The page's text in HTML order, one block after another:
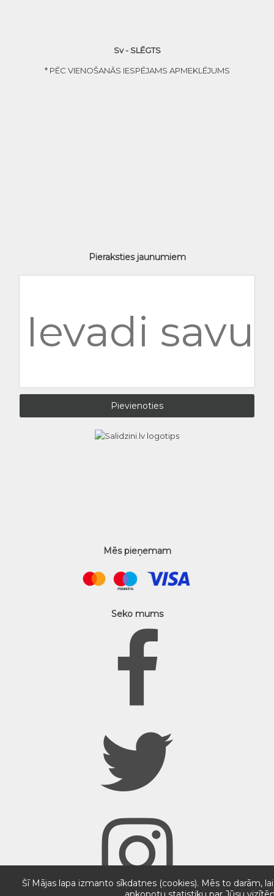
Sv - SLĒGTS
* PĒC VIENOŠANĀS IESPĒJAMS APMEKLĒJUMS
Pieraksties jaunumiem
Mēs pieņemam
Seko mums
Šī Mājas lapa izmanto sīkdatnes (cookies). Mēs to darām,